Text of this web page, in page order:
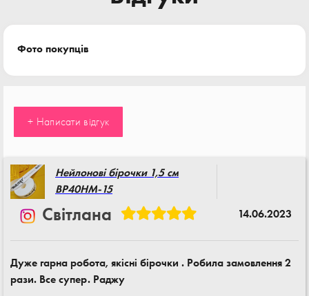
Фото покупців
+ Написати відгук
Нейлонові бірочки 1,5 см
BP40HM-15
Світлана 14.06.2023
Дуже гарна робота, якісні бірочки . Робила замовлення 2
рази. Все супер. Раджу